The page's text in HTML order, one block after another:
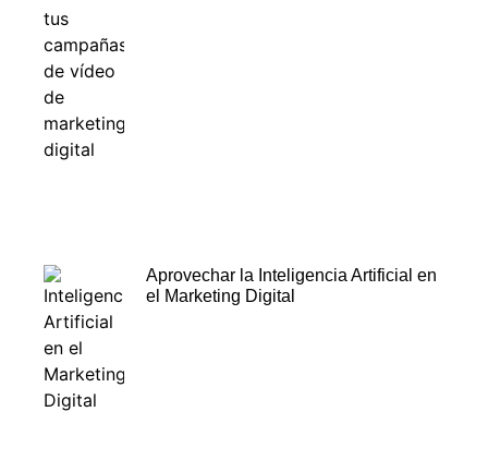
Aprovechar la Inteligencia Artificial en
el Marketing Digital